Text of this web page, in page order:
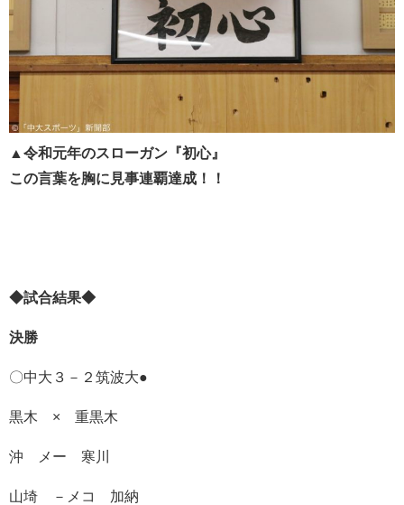
▲令和元年のスローガン『初心』
この言葉を胸に見事連覇達成！！
◆試合結果◆
決勝
〇中大３－２筑波大●
黒木 × 重黒木
沖 メー 寒川
山埼 －メコ 加納